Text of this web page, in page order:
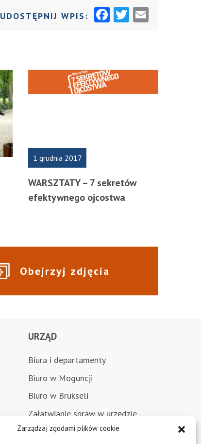
Zarządzaj zgodami plików cookie
UDOSTĘPNIJ WPIS: F
B
O
T
E
1 grudnia 2017
WARSZTATY – 7 sekretów
efektywnego ojcostwa
Obejrzyj zdjęcia
URZĄD
Biura i departamenty
Biuro w Moguncji
Biuro w Brukseli
Załatwianie spraw w urzędzie
Zamówienia publiczne